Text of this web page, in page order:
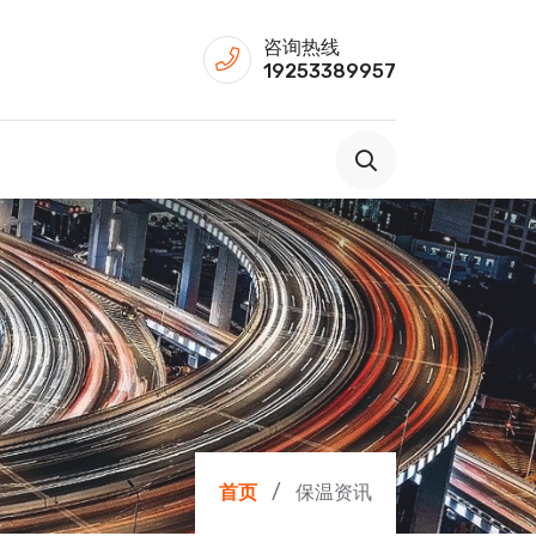
咨询热线
19253389957
首页 保温资讯